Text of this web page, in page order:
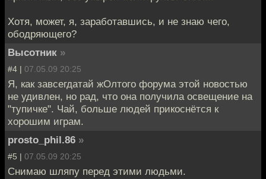
Хотя, может, я, заработавшись, и не знаю чего,
ободряющего?
Высотник »
#4 | 07.05.09 20:25
Я, как завсегдатай жОлтого форума этой новостью
не удивлен, но рад, что она получила освещение на
"тупичке". Чай, больше людей прикоснётся к
хорошим играм.
prosto_phil.86 »
#5 | 07.05.09 20:25
Снимаю шляпу перед этими людьми.